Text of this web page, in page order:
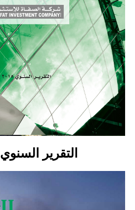
التقرير السنوي 2015